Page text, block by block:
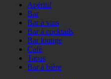
Apéritif
Bar
Bar à vins
Bar à cocktails
Bar lounge
Café
Tapas
Bar à bière